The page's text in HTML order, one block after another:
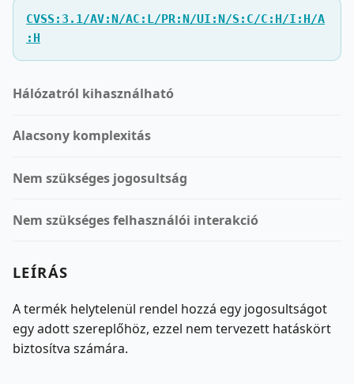
CVSS:3.1/AV:N/AC:L/PR:N/UI:N/S:C/C:H/I:H/A
:H
Hálózatról kihasználható
Alacsony komplexitás
Nem szükséges jogosultság
Nem szükséges felhasználói interakció
LEÍRÁS
A termék helytelenül rendel hozzá egy jogosultságot
egy adott szereplőhöz, ezzel nem tervezett hatáskört
biztosítva számára.